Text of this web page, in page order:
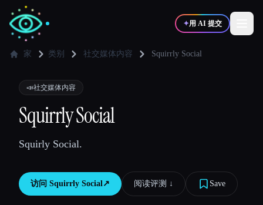
✦用 AI 提交
✍️写作者
💻开发者
家 类别 社交媒体内容 Squirrly Social
📣社交媒体内容
Squirrly Social
Squirly Social.
访问 Squirrly Social↗︎ 阅读评测 ↓︎ Save